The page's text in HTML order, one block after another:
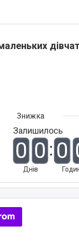
Залишилось
0 0
Днів
0